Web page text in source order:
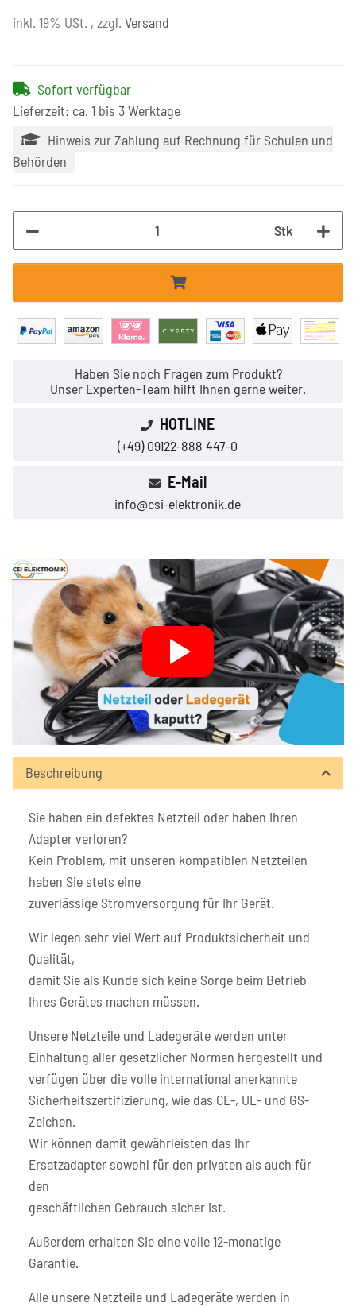
inkl. 19% USt. , zzgl. Versand
Sofort verfügbar
Lieferzeit: ca. 1 bis 3 Werktage
Hinweis zur Zahlung auf Rechnung für Schulen und
Behörden
Stk
Haben Sie noch Fragen zum Produkt?
Unser Experten-Team hilft Ihnen gerne weiter.
HOTLINE
(+49) 09122-888 447-0
E-Mail
info@csi-elektronik.de
Beschreibung
Sie haben ein defektes Netzteil oder haben Ihren
Adapter verloren?
Kein Problem, mit unseren kompatiblen Netzteilen
haben Sie stets eine
zuverlässige Stromversorgung für Ihr Gerät.
Wir legen sehr viel Wert auf Produktsicherheit und
Qualität,
damit Sie als Kunde sich keine Sorge beim Betrieb
Ihres Gerätes machen müssen.
Unsere Netzteile und Ladegeräte werden unter
Einhaltung aller gesetzlicher Normen hergestellt und
verfügen über die volle international anerkannte
Sicherheitszertifizierung, wie das CE-, UL- und GS-
Zeichen.
Wir können damit gewährleisten das Ihr
Ersatzadapter sowohl für den privaten als auch für
den
geschäftlichen Gebrauch sicher ist.
Außerdem erhalten Sie eine volle 12-monatige
Garantie.
Alle unsere Netzteile und Ladegeräte werden in